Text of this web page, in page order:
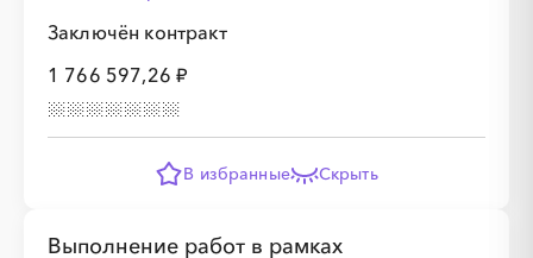
Заключён контракт
1 766 597,26 ₽
В избранные Скрыть
Выполнение работ в рамках